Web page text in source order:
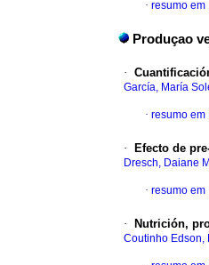
· resumo em
Produçao
·
García, María
· resumo em
· Efecto de
Dresch, Daiane
· resumo em
· Nutrición,
Coutinho Edson,